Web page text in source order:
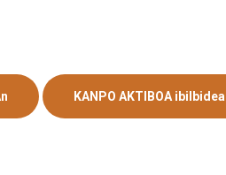
KANPO AKTIBOA ibilbidea